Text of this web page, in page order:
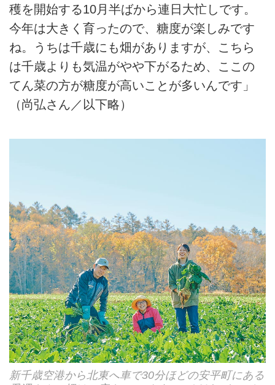
穫を開始する10月半ばから連日大忙しです。
今年は大きく育ったので、糖度が楽しみです
ね。うちは千歳にも畑がありますが、こちら
は千歳よりも気温がやや下がるため、ここの
てん菜の方が糖度が高いことが多いんです」
（尚弘さん／以下略）
新千歳空港から北東へ車で30分ほどの安平町にある